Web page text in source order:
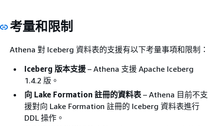
考量和限制
Athena 對 Iceberg 資料表的支援有以下考量事項和限制：
Iceberg 版本支援 – Athena 支援 Apache Iceberg
1.4.2 版。
向 Lake Formation 註冊的資料表 – Athena 目前不支
援對向 Lake Formation 註冊的 Iceberg 資料表進行
DDL 操作。